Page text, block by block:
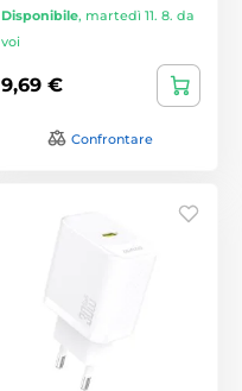
Disponibile, martedì 11. 8. da
voi
9,69 €
Confrontare